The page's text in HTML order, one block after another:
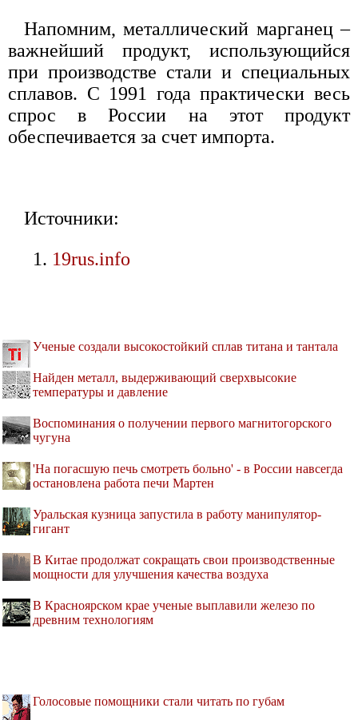
Напомним, металлический марганец –
важнейший продукт, использующийся
при производстве стали и специальных
сплавов. С 1991 года практически весь
спрос в России на этот продукт
обеспечивается за счет импорта.
Источники:
19rus.info
Ученые создали высокостойкий сплав титана и тантала
Найден металл, выдерживающий сверхвысокие
температуры и давление
Воспоминания о получении первого магнитогорского
чугуна
'На погасшую печь смотреть больно' - в России навсегда
остановлена работа печи Мартен
Уральская кузница запустила в работу манипулятор-
гигант
В Китае продолжат сокращать свои производственные
мощности для улучшения качества воздуха
В Красноярском крае ученые выплавили железо по
древним технологиям
Голосовые помощники стали читать по губам